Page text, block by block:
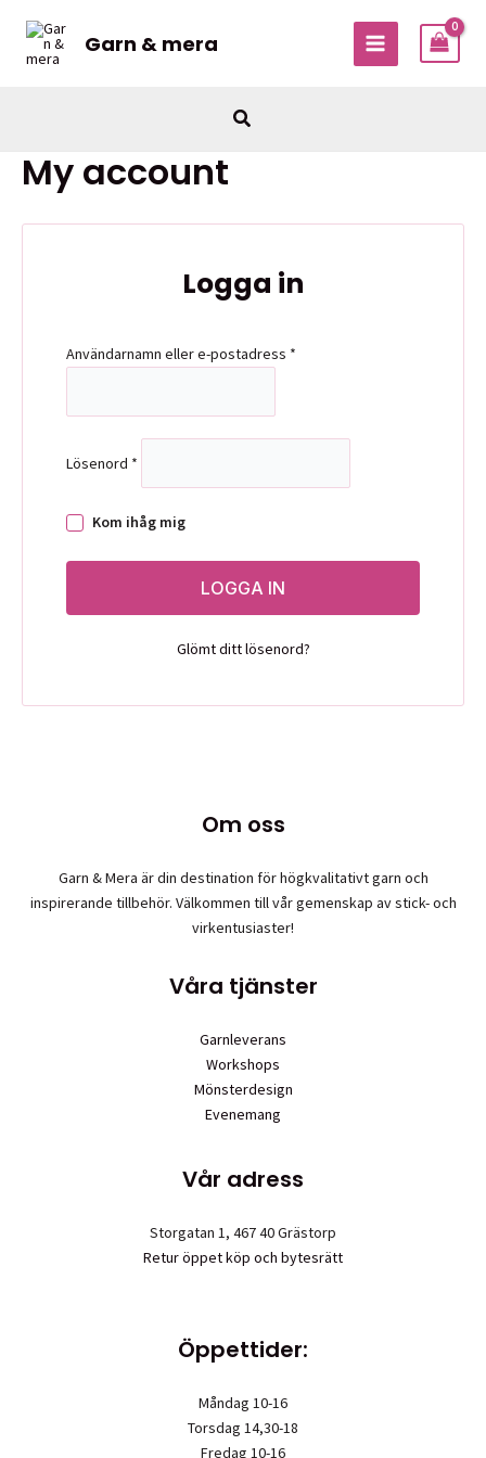
innehåll
Garn & mera
MAIN
Sök
My account
Logga in
Användarnamn eller e-postadress *
Lösenord *
Kom ihåg mig
LOGGA IN
Glömt ditt lösenord?
Om oss
Garn & Mera är din destination för högkvalitativt garn och
inspirerande tillbehör. Välkommen till vår gemenskap av stick- och
virkentusiaster!
Våra tjänster
Garnleverans
Workshops
Mönsterdesign
Evenemang
Vår adress
Storgatan 1, 467 40 Grästorp
Retur öppet köp och bytesrätt
Öppettider:
Måndag 10-16
Torsdag 14,30-18
Fredag 10-16